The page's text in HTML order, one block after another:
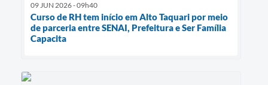
09 JUN 2026 - 09h40
Curso de RH tem início em Alto Taquari por meio
de parceria entre SENAI, Prefeitura e Ser Família
Capacita